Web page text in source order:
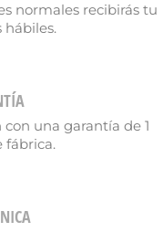
normales recibirás tu
hábiles.
una garantía de 1
fábrica.